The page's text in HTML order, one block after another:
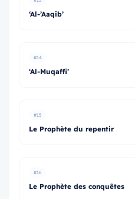
‘Al-’Aaqib’
#14
‘Al-Muqaffi’
#15
Le Prophète du repentir
#16
Le Prophète des conquêtes